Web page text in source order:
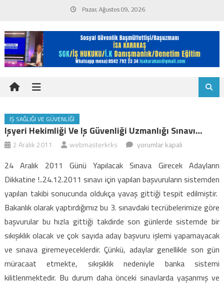
content
Pazar, Ağustos 09, 2026
İŞ SAĞLIĞI VE GÜVENLIĞI
Işyeri Hekimliği Ve Iş Güvenliği Uzmanlığı Sınavı…
2 Aralık 2011 webmasterkrks
işyeri
ve
iş
güvenliği
uzmanlığı
sınavı…
yorumlar kapalı
24 Aralık 2011 Günü Yapılacak Sınava Girecek Adayların
Dikkatine !..24.12.2011 sınavı için yapılan başvuruların sistemden
yapılan takibi sonucunda oldukça yavaş gittiği tespit edilmiştir.
Bakanlık olarak yaptırdığımız bu 3. sınavdaki tecrübelerimize göre
başvurular bu hızla gittiği takdirde son günlerde sistemde bir
sıkışıklık olacak ve çok sayıda aday başvuru işlemi yapamayacak
ve sınava giremeyeceklerdir. Çünkü, adaylar genellikle son gün
müracaat etmekte, sıkışıklık nedeniyle banka sistemi
kilitlenmektedir. Bu durum daha önceki sınavlarda yaşanmış ve